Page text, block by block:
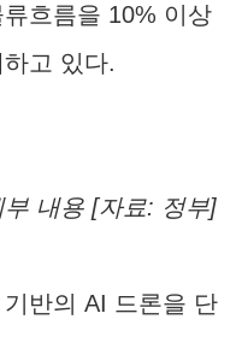
흐름을 10% 이상
고 있다.
내용 [자료: 정부]
반의 AI 드론을 단